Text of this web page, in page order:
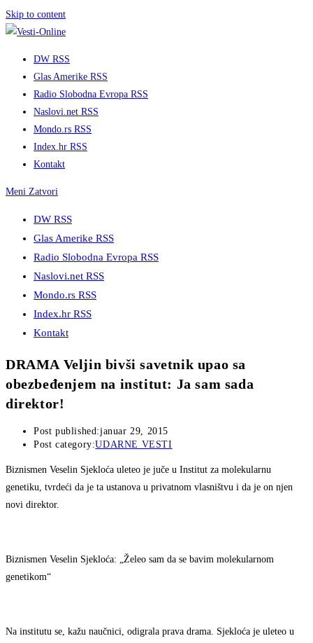
Skip to content
DW RSS
Glas Amerike RSS
Radio Slobodna Evropa RSS
Naslovi.net RSS
Mondo.rs RSS
Index.hr RSS
Kontakt
Meni Zatvori
DW RSS
Glas Amerike RSS
Radio Slobodna Evropa RSS
Naslovi.net RSS
Mondo.rs RSS
Index.hr RSS
Kontakt
DRAMA Veljin bivši savetnik upao sa
obezbeđenjem na institut: Ja sam sada
direktor!
Post published:januar 29, 2015
Post category:UDARNE VESTI
Biznismen Veselin Sjekloća uleteo je juče u Institut za molekularnu
genetiku, tvrdeći da je ta ustanova u privatnom vlasništvu i da je on njen
novi direktor.
Biznismen Veselin Sjekloća: „Želeo sam da se bavim molekularnom
genetikom“
Na institutu se, kažu naučnici, odigrala prava drama. Sjekloća je uleteo u